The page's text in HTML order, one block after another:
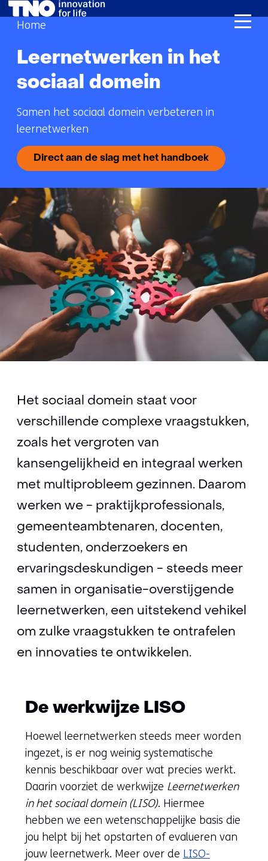
Ga
de
inhoud
Home
Leernetwerken in het
sociaal domein
Samen het sociaal domein verbeteren in
leernetwerken
Direct aan de slag met het handboek
Het sociaal domein staat voor
verschillende complexe vraagstukken,
zoals het vergroten van
kansengelijkheid en integraal werken
met multiprobleem gezinnen. Daarom
werken we - praktijkprofessionals,
gemeenteambtenaren, docenten,
studenten, onderzoekers en
ervaringsdeskundigen - steeds meer
samen in organisatie-overstijgende
leernetwerken, een uitstekend vehikel
om zulke vraagstukken te ontrafelen
en innovaties te ontwikkelen.
De werkwijze LISO
Hoewel leernetwerken steeds meer worden
ingezet, is er nog weinig systematische
kennis beschikbaar over wat precies werkt.
Daarin voorziet de werkwijze Leernetwerken
in het sociaal domein (LISO). Hiermee
hebben we een wetenschappelijke basis die
jou helpt bij het opstarten of evalueren van
jouw leernetwerk. Meer over de LISO-